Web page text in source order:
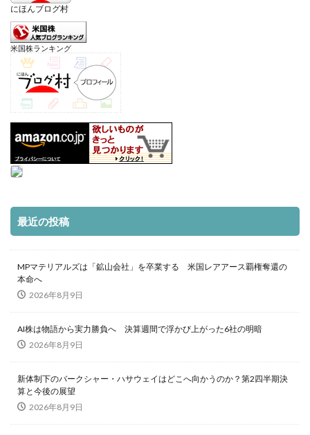
にほんブログ村
米国株ランキング
最近の投稿
MPマテリアルズは「鉱山会社」を卒業する 米国レアアース覇権奪還の
本命へ
2026年8月9日
AI株は物語から実力勝負へ 決算週間で浮かび上がった6社の明暗
2026年8月9日
新体制下のバークシャー・ハサウェイはどこへ向かうのか？第2四半期決
算と今後の展望
2026年8月9日